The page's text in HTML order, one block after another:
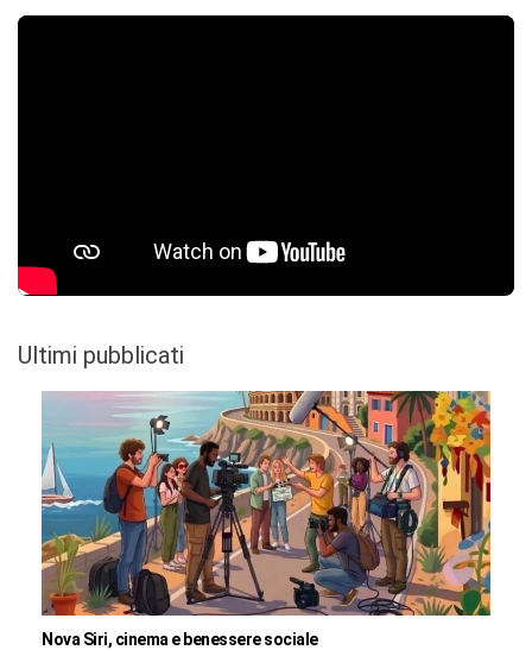
Ultimi pubblicati
Nova Siri, cinema e benessere sociale